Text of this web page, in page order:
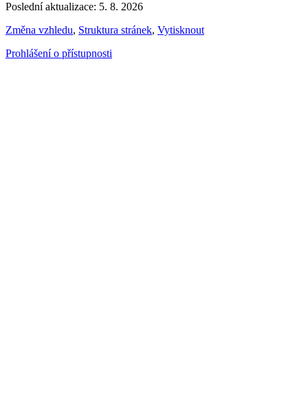
Poslední aktualizace: 5. 8. 2026
Změna vzhledu, Struktura stránek, Vytisknout
Prohlášení o přístupnosti